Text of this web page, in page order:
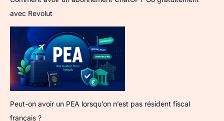
avec Revolut
Peut-on avoir un PEA lorsqu’on n’est pas résident fiscal
français ?